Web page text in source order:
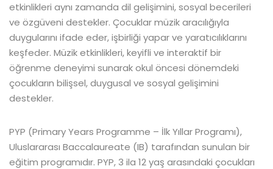
etkinlikleri aynı zamanda dil gelişimini, sosyal becerileri
ve özgüveni destekler. Çocuklar müzik aracılığıyla
duygularını ifade eder, işbirliği yapar ve yaratıcılıklarını
keşfeder. Müzik etkinlikleri, keyifli ve interaktif bir
öğrenme deneyimi sunarak okul öncesi dönemdeki
çocukların bilişsel, duygusal ve sosyal gelişimini
destekler.
PYP (Primary Years Programme – İlk Yıllar Programı),
Uluslararası Baccalaureate (IB) tarafından sunulan bir
eğitim programıdır. PYP, 3 ila 12 yaş arasındaki çocukları